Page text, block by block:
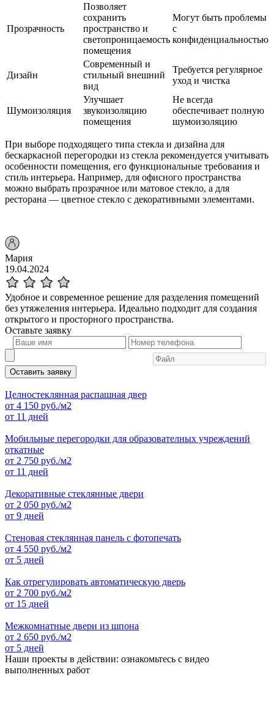
Прозрачность
Позволяет
сохранить
пространство и
светопроницаемость
помещения
Могут быть проблемы
с
конфиденциальностью
Дизайн
Современный и
стильный внешний
вид
Требуется регулярное
уход и чистка
Шумоизоляция
Улучшает
звукоизоляцию
помещения
Не всегда
обеспечивает полную
шумоизоляцию
При выборе подходящего типа стекла и дизайна для
бескаркасной перегородки из стекла рекомендуется учитывать
особенности помещения, его функциональные требования и
стиль интерьера. Например, для офисного пространства
можно выбрать прозрачное или матовое стекло, а для
ресторана — цветное стекло с декоративными элементами.
Мария
19.04.2024
Удобное и современное решение для разделения помещений
без утяжеления интерьера. Идеально подходит для создания
открытого и просторного пространства.
Оставьте заявку
Оставить заявку
Целностеклянная распашная двер
от 4 150 руб./м2
от 11 дней
Мобильные перегородки для образователных учреждений
откатные
от 2 750 руб./м2
от 11 дней
Декоративные стеклянные двери
от 2 050 руб./м2
от 9 дней
Стеновая стеклянная панель с фотопечать
от 4 550 руб./м2
от 5 дней
Как отрегулировать автоматическую дверь
от 2 700 руб./м2
от 15 дней
Межкомнатные двери из шпона
от 2 650 руб./м2
от 5 дней
Наши проекты в действии: ознакомьтесь с видео
выполненных работ